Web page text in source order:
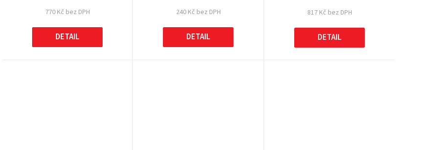
770 Kč bez DPH
DETAIL
240 Kč bez DPH
DETAIL
817 Kč bez DPH
DETAIL